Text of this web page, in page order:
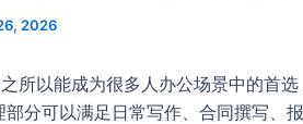
2026
所以能成为很多人办公场景中的首
分可以满足日常写作、合同撰写、